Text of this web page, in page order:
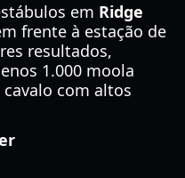
em Ridge
frente à estação de
resultados,
1.000 moola
com altos